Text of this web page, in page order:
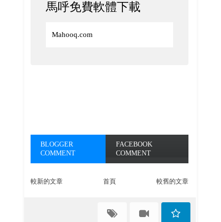
馬呼免費軟體下載
Mahooq.com
BLOGGER
COMMENT
FACEBOOK
COMMENT
較新的文章 較舊的文章
首頁